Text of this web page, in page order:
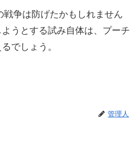
争は防げたかもしれません
うとする試み自体は、プーチ
でしょう。
管理人